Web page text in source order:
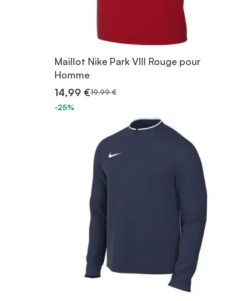
Maillot Nike Park VIII Rouge pour
Homme
14,99 €19,99 €
-25%